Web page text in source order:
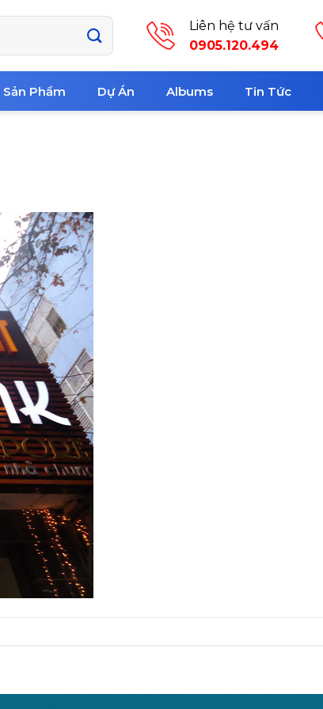
Liên hệ tư vấn
0905.120.494
Sản Phẩm Dự Án Albums Tin Tức